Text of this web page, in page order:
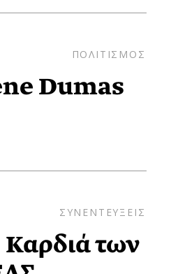
ΠΟΛΙΤΙΣΜΟΣ
Dumas
ΣΥΝΕΝΤΕΥΞΕΙΣ
των